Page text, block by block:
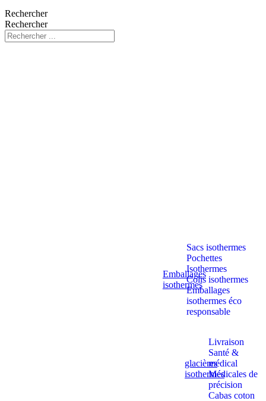
Rechercher
Rechercher
Emballages
isothermes
Sacs isothermes
Pochettes
Isothermes
Colis isothermes
Emballages
isothermes éco
responsable
glacières
isothermes
Livraison
Santé &
médical
Médicales de
précision
Cabas coton